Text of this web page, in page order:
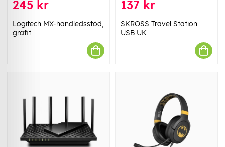
245 kr
Logitech MX-handledsstöd,
grafit
137 kr
SKROSS Travel Station
USB UK